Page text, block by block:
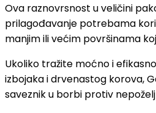
Ova raznovrsnost u veličini
prilagođavanje potrebama
manjim ili većim površinama
Ukoliko tražite moćno i
izbojaka i drvenastog korova,
saveznik u borbi protiv